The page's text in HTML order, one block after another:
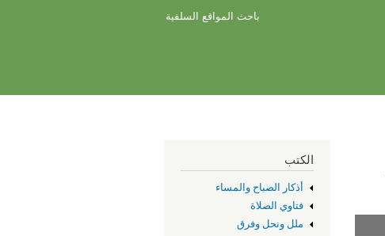
باحث المواقع السلفية
الكتب
أذكار الصباح والمساء
فتاوي الصلاة
ملل ونحل وفرق